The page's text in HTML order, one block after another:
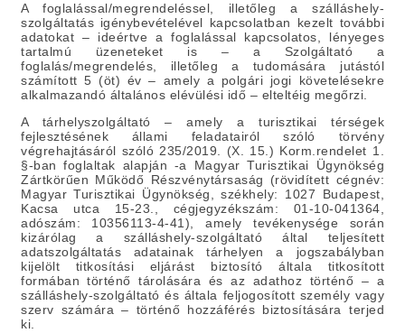
A foglalással/megrendeléssel, illetőleg a szálláshely-
szolgáltatás igénybevételével kapcsolatban kezelt további
adatokat – ideértve a foglalással kapcsolatos, lényeges
tartalmú üzeneteket is – a Szolgáltató a
foglalás/megrendelés, illetőleg a tudomására jutástól
számított 5 (öt) év – amely a polgári jogi követelésekre
alkalmazandó általános elévülési idő – elteltéig megőrzi.
A tárhelyszolgáltató – amely a turisztikai térségek
fejlesztésének állami feladatairól szóló törvény
végrehajtásáról szóló 235/2019. (X. 15.) Korm.rendelet 1.
§-ban foglaltak alapján -a Magyar Turisztikai Ügynökség
Zártkörűen Működő Részvénytársaság (rövidített cégnév:
Magyar Turisztikai Ügynökség, székhely: 1027 Budapest,
Kacsa utca 15-23., cégjegyzékszám: 01-10-041364,
adószám: 10356113-4-41), amely tevékenysége során
kizárólag a szálláshely-szolgáltató által teljesített
adatszolgáltatás adatainak tárhelyen a jogszabályban
kijelölt titkosítási eljárást biztosító általa titkosított
formában történő tárolására és az adathoz történő – a
szálláshely-szolgáltató és általa feljogosított személy vagy
szerv számára – történő hozzáférés biztosítására terjed
ki.